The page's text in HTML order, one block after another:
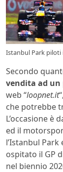
Istanbul Park piloti
Secondo
vendita ad un
web “loopnet.it
che potrebbe
L’occasione è
ed il
l’Istanbul
ospitato il GP
nel biennio